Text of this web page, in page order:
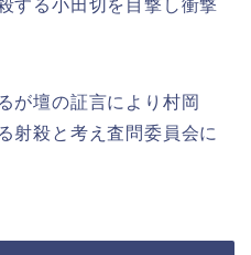
する小田切を目撃し衝撃
が壇の証言により村岡
射殺と考え査問委員会に